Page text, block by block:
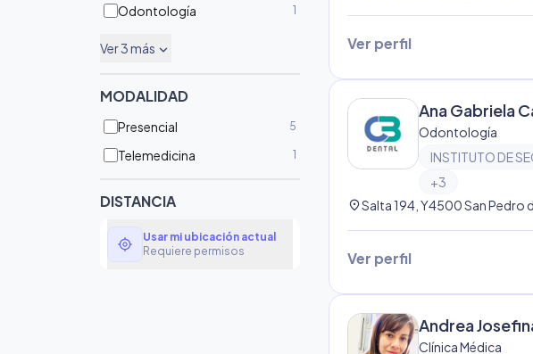
Odontología 1
Ver3más expand_more
MODALIDAD
Presencial 5
Telemedicina 1
DISTANCIA
my_location
Usar mi ubicación actual
Requiere permisos
Ver perfil
Ana Gabriela
Odontología
INSTITUTO DE
+3
location_on
Ver perfil
Andrea
Clínica Médica